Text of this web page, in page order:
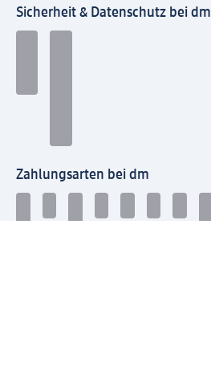
Sicherheit & Datenschutz bei dm
Zahlungsarten bei dm